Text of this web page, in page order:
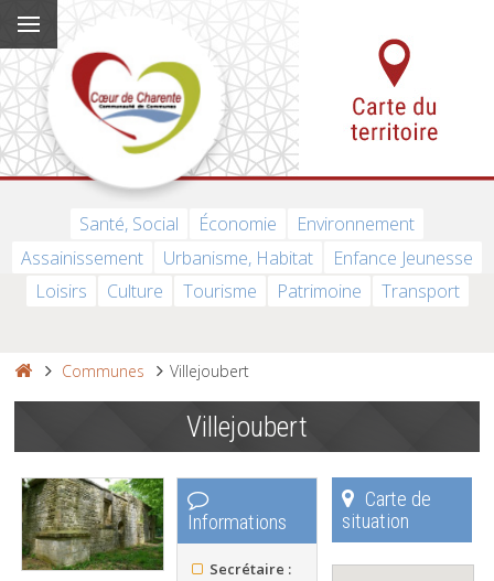
Santé, Social Économie
Environnement
Assainissement
Urbanisme, Habitat
Enfance Jeunesse
Loisirs
Culture Tourisme Patrimoine Transport
Communes Villejoubert
Villejoubert
Informations
Secrétaire :
Carte de
situation